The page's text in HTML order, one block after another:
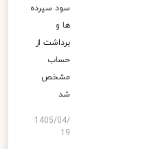
سود سپرده
ها و
برداشت از
حساب
مشخص
شد
1405/04/
19